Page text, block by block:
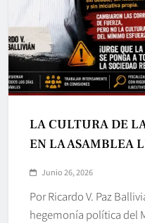
LA CULTURA DE
EN LA ASAMBLEA
Junio 26, 2026
Por Ricardo V. Paz
hegemonía política del